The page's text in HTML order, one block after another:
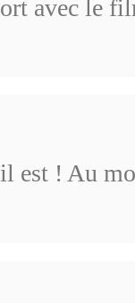
avec le
est ! Au